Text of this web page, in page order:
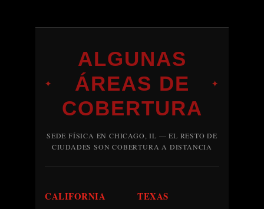
✦
ALGUNAS
ÁREAS DE
COBERTURA
✦
SEDE FÍSICA EN CHICAGO, IL — EL RESTO DE
CIUDADES SON COBERTURA A DISTANCIA
CALIFORNIA TEXAS